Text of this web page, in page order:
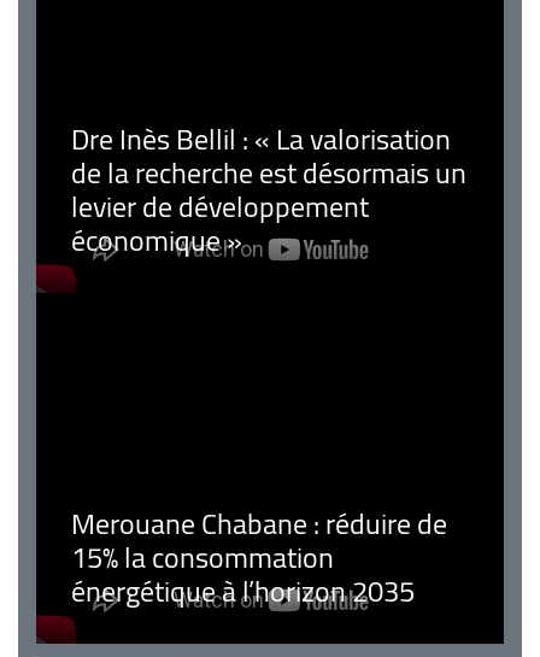
Dre Inès Bellil : « La valorisation
de la recherche est désormais un
levier de développement
économique »
Merouane Chabane : réduire de
15% la consommation
énergétique à l’horizon 2035